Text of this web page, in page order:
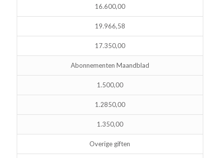
16.600,00
19.966,58
17.350,00
Abonnementen Maandblad
1.500,00
1.2850,00
1.350,00
Overige giften